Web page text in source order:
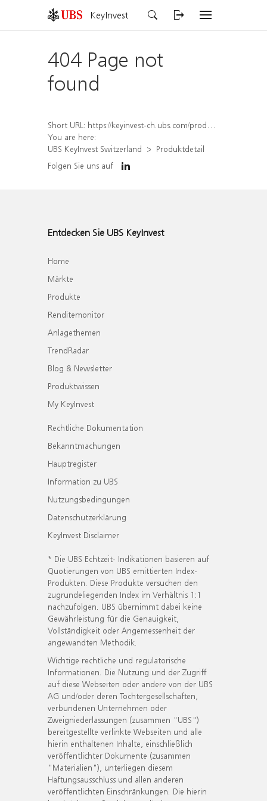
KeyInvest
404 Page not
found
Short URL: https://keyinvest-ch.ubs.com/produkt/detail/index/isin/CH1579762464
You are here:
UBS KeyInvest Switzerland
Produktdetail
Folgen Sie uns auf
Entdecken Sie UBS KeyInvest
Home
Märkte
Produkte
Renditemonitor
Anlagethemen
TrendRadar
Blog & Newsletter
Produktwissen
My KeyInvest
Rechtliche Dokumentation
Bekanntmachungen
Hauptregister
Information zu UBS
Nutzungsbedingungen
Datenschutzerklärung
KeyInvest Disclaimer
* Die UBS Echtzeit- Indikationen basieren auf
Quotierungen von UBS emittierten Index-
Produkten. Diese Produkte versuchen den
zugrundeliegenden Index im Verhältnis 1:1
nachzufolgen. UBS übernimmt dabei keine
Gewährleistung für die Genauigkeit,
Vollständigkeit oder Angemessenheit der
angewandten Methodik.
Wichtige rechtliche und regulatorische
Informationen. Die Nutzung und der Zugriff
auf diese Webseiten oder andere von der UBS
AG und/oder deren Tochtergesellschaften,
verbundenen Unternehmen oder
Zweigniederlassungen (zusammen "UBS")
bereitgestellte verlinkte Webseiten und alle
hierin enthaltenen Inhalte, einschließlich
veröffentlichter Dokumente (zusammen
"Materialien"), unterliegen diesem
Haftungsausschluss und allen anderen
veröffentlichten Einschränkungen. Die hierin